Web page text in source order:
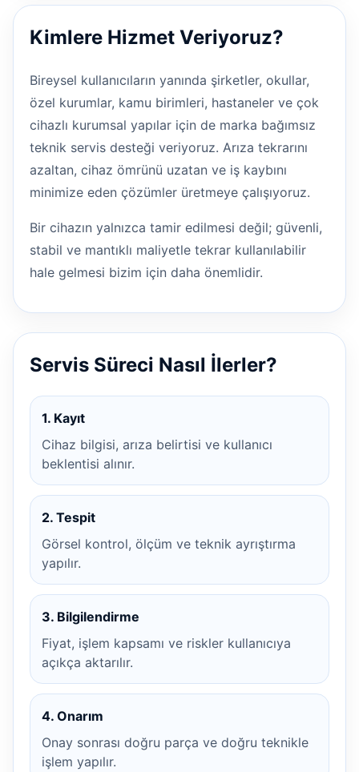
Kimlere Hizmet Veriyoruz?
Bireysel kullanıcıların yanında şirketler, okullar,
özel kurumlar, kamu birimleri, hastaneler ve çok
cihazlı kurumsal yapılar için de marka bağımsız
teknik servis desteği veriyoruz. Arıza tekrarını
azaltan, cihaz ömrünü uzatan ve iş kaybını
minimize eden çözümler üretmeye çalışıyoruz.
Bir cihazın yalnızca tamir edilmesi değil; güvenli,
stabil ve mantıklı maliyetle tekrar kullanılabilir
hale gelmesi bizim için daha önemlidir.
Servis Süreci Nasıl İlerler?
1. Kayıt
Cihaz bilgisi, arıza belirtisi ve kullanıcı
beklentisi alınır.
2. Tespit
Görsel kontrol, ölçüm ve teknik ayrıştırma
yapılır.
3. Bilgilendirme
Fiyat, işlem kapsamı ve riskler kullanıcıya
açıkça aktarılır.
4. Onarım
Onay sonrası doğru parça ve doğru teknikle
işlem yapılır.